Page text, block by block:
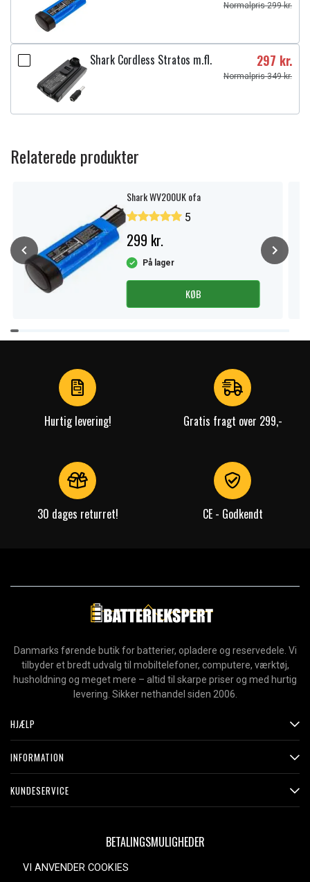
Normalpris 299 kr.
Shark Cordless Stratos m.fl. 297 kr.
Normalpris 349 kr.
Relaterede produkter
Shark WV200UK ofa
5
299 kr.
På lager
KØB
Item
1
Hurtig levering! Gratis fragt over 299,-
30 dages returret! CE - Godkendt
Danmarks førende butik for batterier, opladere og reservedele. Vi
tilbyder et bredt udvalg til mobiltelefoner, computere, værktøj,
husholdning og meget mere – altid til skarpe priser og med hurtig
levering. Sikker nethandel siden 2006.
HJÆLP
INFORMATION
KUNDESERVICE
BETALINGSMULIGHEDER
VI ANVENDER COOKIES